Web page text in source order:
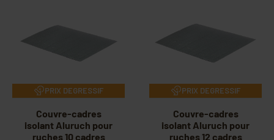
PRIX DEGRESSIF
Couvre-cadres
isolant Aluruch pour
ruches 10 cadres
PRIX DEGRESSIF
Couvre-cadres
isolant Aluruch pour
ruches 12 cadres